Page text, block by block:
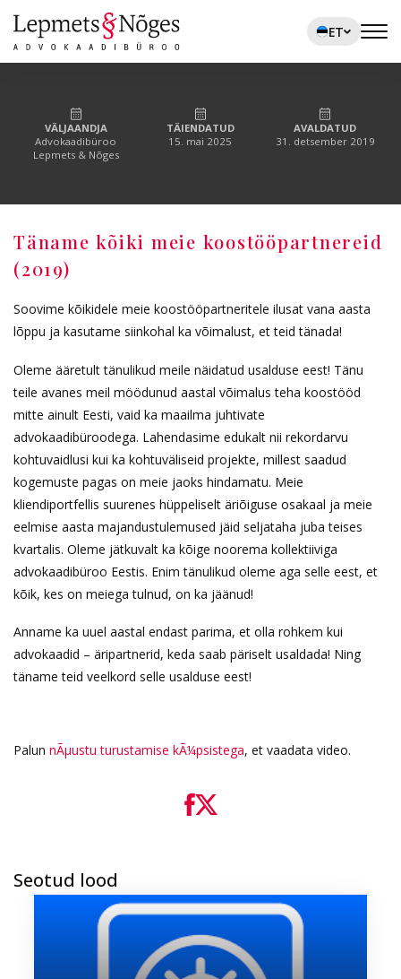
ET
VÄLJAANDJA
Advokaadibüroo
Lepmets & Nõges
TÄIENDATUD
15. mai 2025
AVALDATUD
31. detsember 2019
Täname kõiki meie koostööpartnereid
(2019)
Soovime kõikidele meie koostööpartneritele ilusat vana aasta
lõppu ja kasutame siinkohal ka võimalust, et teid tänada!
Oleme ääretult tänulikud meile näidatud usalduse eest! Tänu
teile avanes meil möödunud aastal võimalus teha koostööd
mitte ainult Eesti, vaid ka maailma juhtivate
advokaadibüroodega. Lahendasime edukalt nii rekordarvu
kohtuvaidlusi kui ka kohtuväliseid projekte, millest saadud
kogemuste pagas on meie jaoks hindamatu. Meie
kliendiportfellis suurenes hüppeliselt äriõiguse osakaal ja meie
eelmise aasta majandustulemused jäid seljataha juba teises
kvartalis. Oleme jätkuvalt ka kõige noorema kollektiiviga
advokaadibüroo Eestis. Enim tänulikud oleme aga selle eest, et
kõik, kes on meiega tulnud, on ka jäänud!
Anname ka uuel aastal endast parima, et olla rohkem kui
advokaadid – äripartnerid, keda saab päriselt usaldada! Ning
täname teid veelkord selle usalduse eest!
Palun nÃµustu turustamise kÃ¼psistega, et vaadata video.
Seotud lood